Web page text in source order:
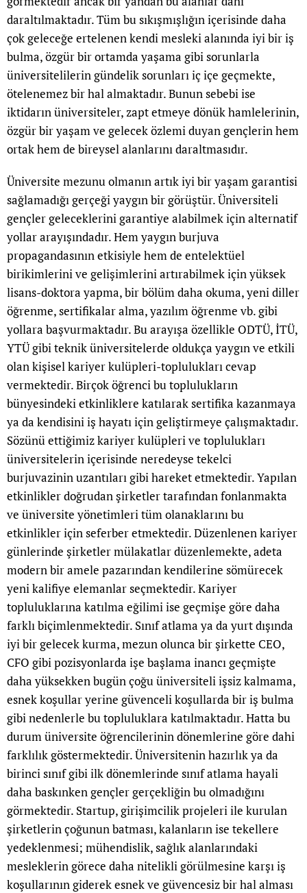
daraltılmaktadır. Tüm bu sıkışmışlığın içerisinde daha
çok geleceğe ertelenen kendi mesleki alanında iyi bir iş
bulma, özgür bir ortamda yaşama gibi sorunlarla
üniversitelilerin gündelik sorunları iç içe geçmekte,
ötelenemez bir hal almaktadır. Bunun sebebi ise
iktidarın üniversiteler, zapt etmeye dönük hamlelerinin,
özgür bir yaşam ve gelecek özlemi duyan gençlerin hem
ortak hem de bireysel alanlarını daraltmasıdır.
Üniversite mezunu olmanın artık iyi bir yaşam garantisi
sağlamadığı gerçeği yaygın bir görüştür. Üniversiteli
gençler geleceklerini garantiye alabilmek için alternatif
yollar arayışındadır. Hem yaygın burjuva
propagandasının etkisiyle hem de entelektüel
birikimlerini ve gelişimlerini artırabilmek için yüksek
lisans-doktora yapma, bir bölüm daha okuma, yeni diller
öğrenme, sertifikalar alma, yazılım öğrenme vb. gibi
yollara başvurmaktadır. Bu arayışa özellikle ODTÜ, İTÜ,
YTÜ gibi teknik üniversitelerde oldukça yaygın ve etkili
olan kişisel kariyer kulüpleri-toplulukları cevap
vermektedir. Birçok öğrenci bu toplulukların
bünyesindeki etkinliklere katılarak sertifika kazanmaya
ya da kendisini iş hayatı için geliştirmeye çalışmaktadır.
Sözünü ettiğimiz kariyer kulüpleri ve toplulukları
üniversitelerin içerisinde neredeyse tekelci
burjuvazinin uzantıları gibi hareket etmektedir. Yapılan
etkinlikler doğrudan şirketler tarafından fonlanmakta
ve üniversite yönetimleri tüm olanaklarını bu
etkinlikler için seferber etmektedir. Düzenlenen kariyer
günlerinde şirketler mülakatlar düzenlemekte, adeta
modern bir amele pazarından kendilerine sömürecek
yeni kalifiye elemanlar seçmektedir. Kariyer
topluluklarına katılma eğilimi ise geçmişe göre daha
farklı biçimlenmektedir. Sınıf atlama ya da yurt dışında
iyi bir gelecek kurma, mezun olunca bir şirkette CEO,
CFO gibi pozisyonlarda işe başlama inancı geçmişte
daha yüksekken bugün çoğu üniversiteli işsiz kalmama,
esnek koşullar yerine güvenceli koşullarda bir iş bulma
gibi nedenlerle bu topluluklara katılmaktadır. Hatta bu
durum üniversite öğrencilerinin dönemlerine göre dahi
farklılık göstermektedir. Üniversitenin hazırlık ya da
birinci sınıf gibi ilk dönemlerinde sınıf atlama hayali
daha baskınken gençler gerçekliğin bu olmadığını
görmektedir. Startup, girişimcilik projeleri ile kurulan
şirketlerin çoğunun batması, kalanların ise tekellere
yedeklenmesi; mühendislik, sağlık alanlarındaki
mesleklerin görece daha nitelikli görülmesine karşı iş
koşullarının giderek esnek ve güvencesiz bir hal alması